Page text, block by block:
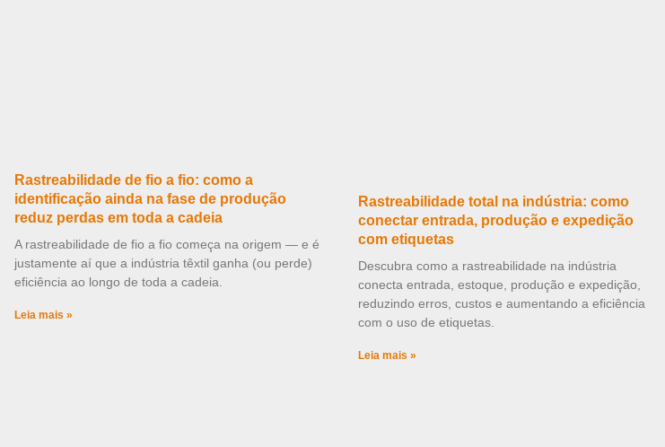
Rastreabilidade de fio a fio: como a
identificação ainda na fase de produção
reduz perdas em toda a cadeia
A rastreabilidade de fio a fio começa na origem — e é
justamente aí que a indústria têxtil ganha (ou perde)
eficiência ao longo de toda a cadeia.
Leia mais »
Rastreabilidade total na indústria: como
conectar entrada, produção e expedição
com etiquetas
Descubra como a rastreabilidade na indústria
conecta entrada, estoque, produção e expedição,
reduzindo erros, custos e aumentando a eficiência
com o uso de etiquetas.
Leia mais »